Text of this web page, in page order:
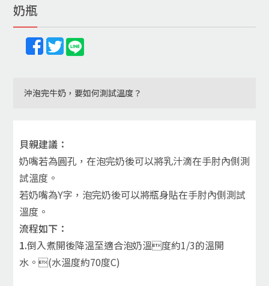
奶瓶
沖泡完牛奶，要如何測試溫度？
貝親建議：
奶嘴若為圓孔，在泡完奶後可以將乳汁滴在手肘內側測
試溫度。
若奶嘴為Y字，泡完奶後可以將瓶身貼在手肘內側測試
溫度。
流程如下：
1.倒入煮開後降溫至適合泡奶溫度約1/3的溫開
水。(水溫度約70度C)